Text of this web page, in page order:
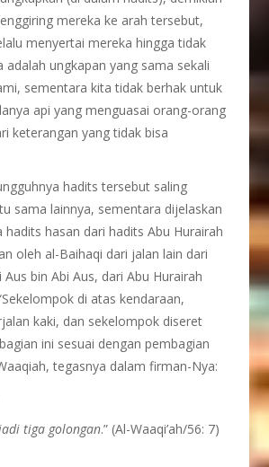
mereka ke arah tersebut,
menyertai mereka hingga tidak
adalah ungkapan yang sama sekali
sementara kita tidak berhak untuk
api yang menguasai orang-orang
keterangan yang tidak bisa
hadits tersebut saling
sama lainnya, sementara dijelaskan
hadits hasan dari hadits Abu Hurairah
oleh al-Baihaqi dari jalan lain dari
Aus bin Abi Aus, dari Abu Hurairah
di atas kendaraan,
kaki, dan sekelompok diseret
ini sesuai dengan pembagian
tegasnya dalam firman-Nya:
tiga golongan.” (Al-Waaqi’ah/56: 7)